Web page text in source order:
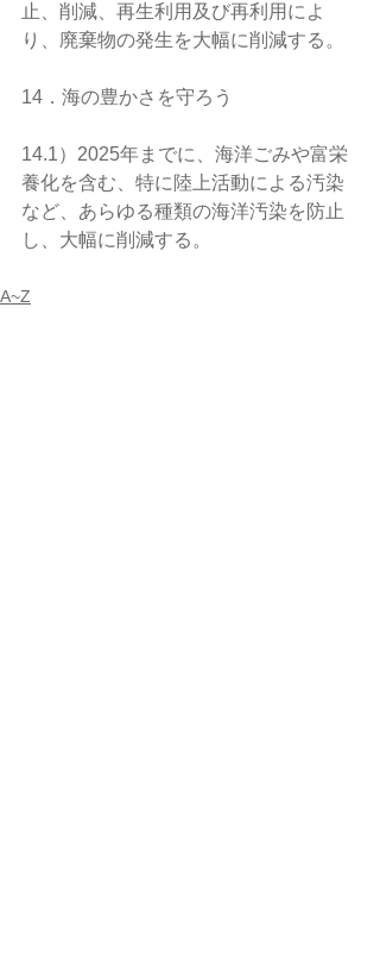
止、削減、再生利用及び再利用によ
り、廃棄物の発生を大幅に削減する。
14．海の豊かさを守ろう
14.1）2025年までに、海洋ごみや富栄
養化を含む、特に陸上活動による汚染
など、あらゆる種類の海洋汚染を防止
し、大幅に削減する。
A~Z